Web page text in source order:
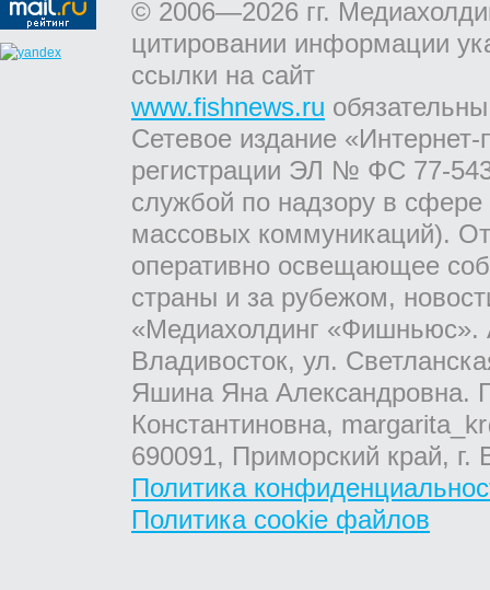
© 2006—2026 гг.
цитировании информации
ссылки на сайт
www.fishnews.ru
Сетевое издание
регистрации ЭЛ № ФС 77-
службой по надзору в
массовых коммуникаций).
оперативно освещающее
страны и за рубежом,
«Медиахолдинг «Фишньюс».
Владивосток, ул.
Яшина Яна Александровна.
Константиновна,
690091, Приморский край,
Политика
Политика cookie файлов